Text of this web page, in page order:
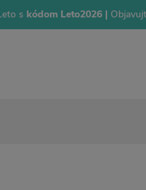
s kódom Leto2026 |